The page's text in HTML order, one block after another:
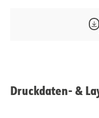
Druckdaten- &